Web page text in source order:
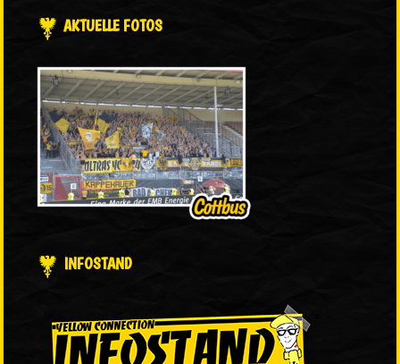
AKTUELLE FOTOS
INFOSTAND